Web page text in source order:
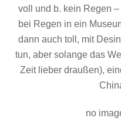
voll und b. kein Regen
bei Regen in ein
dann auch toll, mit
tun, aber solange das
Zeit lieber draußen),
no